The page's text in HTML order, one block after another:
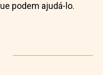
podem ajudá-lo.